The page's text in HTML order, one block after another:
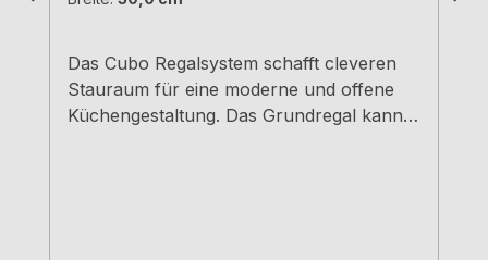
Das Cubo Regalsystem schafft cleveren
Stauraum für eine moderne und offene
Küchengestaltung. Das Grundregal kann